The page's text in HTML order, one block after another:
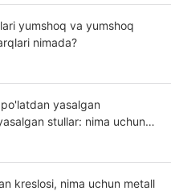
yumshoq va yumshoq
nimada?
yasalgan
stullar: nima uchun
kreslosi, nima uchun metall